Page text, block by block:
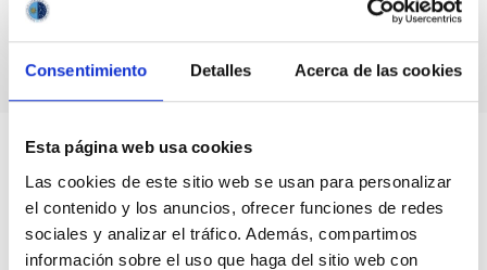
Consentimiento Detalles Acerca de las cookies
Esta página web usa cookies
Las cookies de este sitio web se usan para personalizar
el contenido y los anuncios, ofrecer funciones de redes
sociales y analizar el tráfico. Además, compartimos
información sobre el uso que haga del sitio web con